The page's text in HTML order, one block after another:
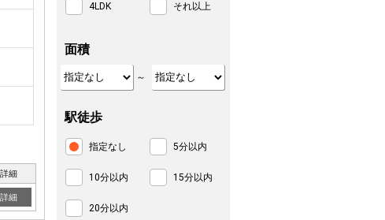
細
細
4LDK それ以上
面積
～
駅徒歩
指定なし 5分以内
10分以内 15分以内
20分以内